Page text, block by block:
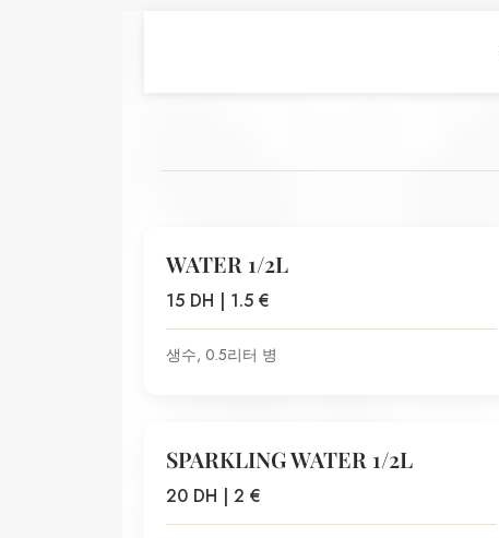
WATER 1/2L
15 DH | 1.5 €
생수, 0.5리터 병
SPARKLING WATER 1/2L
20 DH | 2 €